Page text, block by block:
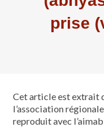
prise
Cet article est extrait
l’association régionale
reproduit avec